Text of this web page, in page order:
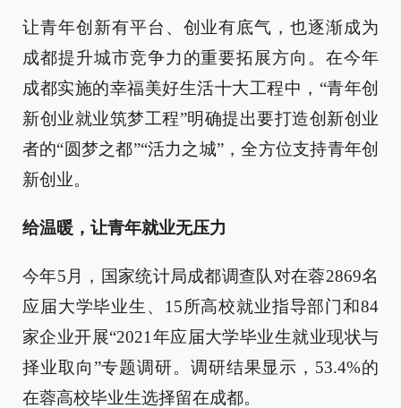
让青年创新有平台、创业有底气，也逐渐成为
成都提升城市竞争力的重要拓展方向。在今年
成都实施的幸福美好生活十大工程中，“青年创
新创业就业筑梦工程”明确提出要打造创新创业
者的“圆梦之都”“活力之城”，全方位支持青年创
新创业。
给温暖，让青年就业无压力
今年5月，国家统计局成都调查队对在蓉2869名
应届大学毕业生、15所高校就业指导部门和84
家企业开展“2021年应届大学毕业生就业现状与
择业取向”专题调研。调研结果显示，53.4%的
在蓉高校毕业生选择留在成都。